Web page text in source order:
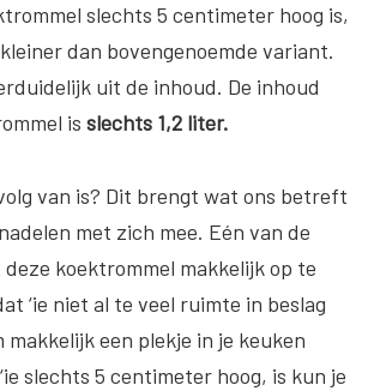
slechts 5 centimeter hoog is,
dan bovengenoemde variant.
uit de inhoud. De inhoud
is slechts 1,2 liter.
van is? Dit brengt wat ons betreft
met zich mee. Eén van de
koektrommel makkelijk op te
‘ie niet al te veel ruimte in beslag
makkelijk een plekje in je keuken
slechts 5 centimeter hoog, is kun je